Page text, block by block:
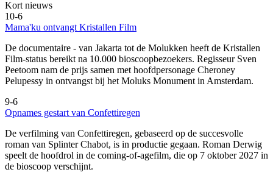
Kort nieuws
10-6
Mama'ku ontvangt Kristallen Film
De documentaire - van Jakarta tot de Molukken heeft de Kristallen
Film-status bereikt na 10.000 bioscoopbezoekers. Regisseur Sven
Peetoom nam de prijs samen met hoofdpersonage Cheroney
Pelupessy in ontvangst bij het Moluks Monument in Amsterdam.
9-6
Opnames gestart van Confettiregen
De verfilming van Confettiregen, gebaseerd op de succesvolle
roman van Splinter Chabot, is in productie gegaan. Roman Derwig
speelt de hoofdrol in de coming-of-agefilm, die op 7 oktober 2027 in
de bioscoop verschijnt.